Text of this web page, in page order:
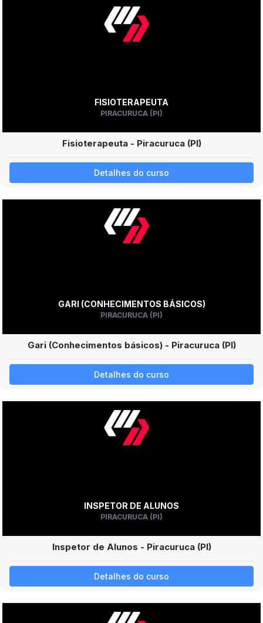
FISIOTERAPEUTA
PIRACURUCA (PI)
Fisioterapeuta - Piracuruca (PI)
Detalhes do curso
GARI (CONHECIMENTOS BÁSICOS)
PIRACURUCA (PI)
Gari (Conhecimentos básicos) - Piracuruca (PI)
Detalhes do curso
INSPETOR DE ALUNOS
PIRACURUCA (PI)
Inspetor de Alunos - Piracuruca (PI)
Detalhes do curso